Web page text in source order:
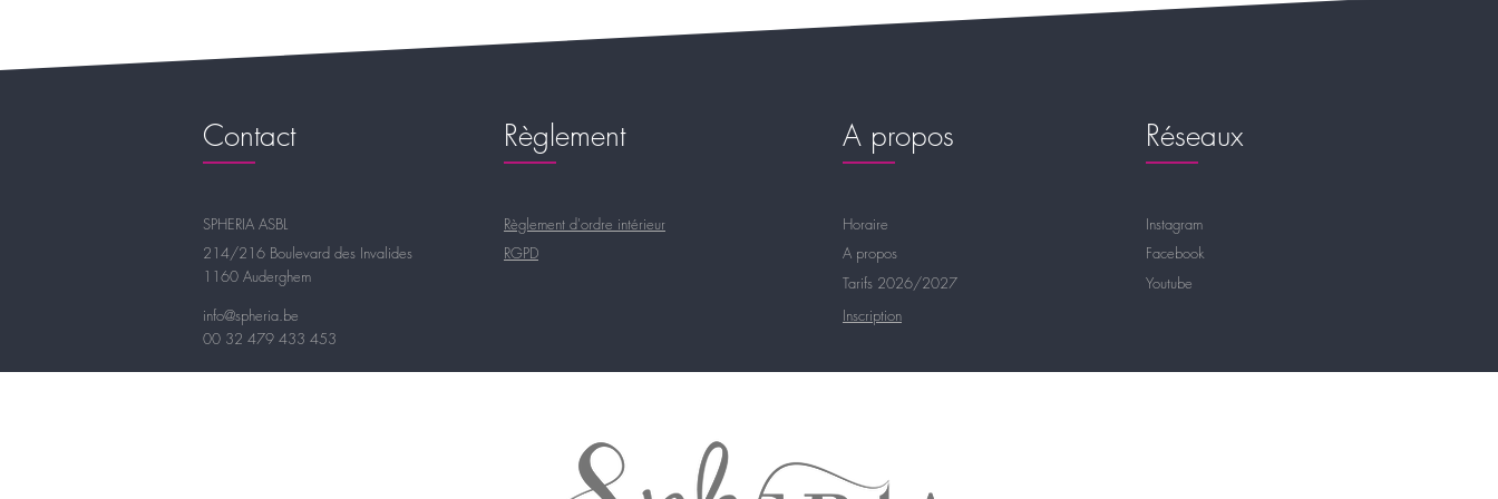
Contact
SPHERIA ASBL
214/216 Boulevard des Invalides
1160 Auderghem
Règlement
Règlement d'ordre intérieur
RGPD
info@spheria.be
00 32 479 433 453
A propos
Horaire
A propos
Tarifs 2026/2027
Réseaux
Instagram
Facebook
Youtube
Inscription